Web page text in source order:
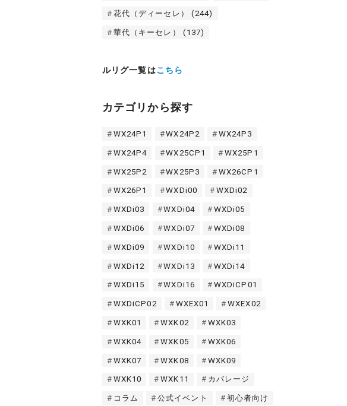
花代（ディーセレ） (244)
華代（キーセレ） (137)
ルリグ一覧はこちら
カテゴリから探す
WX24P1 WX24P2 WX24P3
WX24P4 WX25CP1 WX25P1
WX25P2 WX25P3 WX26CP1
WX26P1 WXDi00 WXDi02
WXDi03 WXDi04 WXDi05
WXDi06 WXDi07 WXDi08
WXDi09 WXDi10 WXDi11
WXDi12 WXDi13 WXDi14
WXDi15 WXDi16 WXDiCP01
WXDiCP02 WXEX01 WXEX02
WXK01 WXK02 WXK03
WXK04 WXK05 WXK06
WXK07 WXK08 WXK09
WXK10 WXK11 カバレージ
コラム 公式イベント 初心者向け